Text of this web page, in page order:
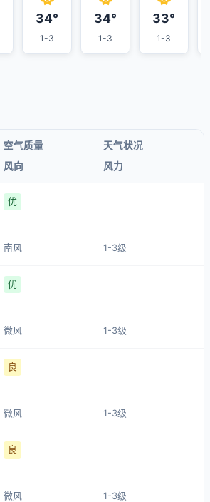
34°
1-3
34°
1-3
33°
1-3
空气质量
天气状况
风向 风力
优
南风 1-3级
优
微风 1-3级
良
微风 1-3级
良
微风 1-3级